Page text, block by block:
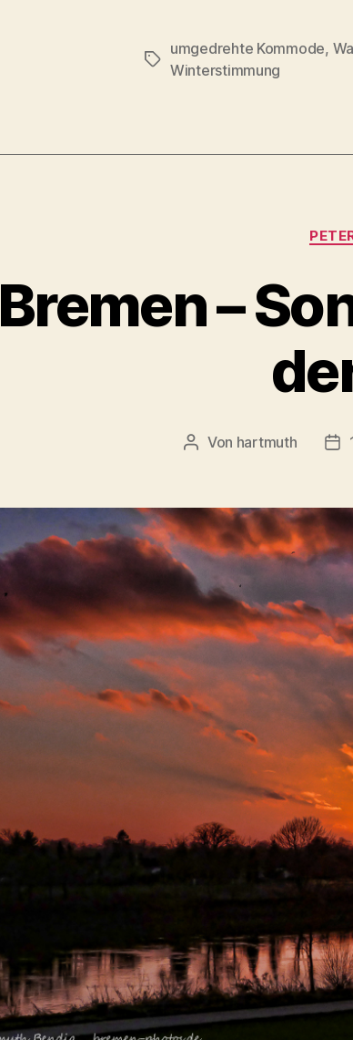
Schlagwörter
umgedrehte Kommode,
Winterstimmung
Bremen –
Beitragsautor
Von hartmuth